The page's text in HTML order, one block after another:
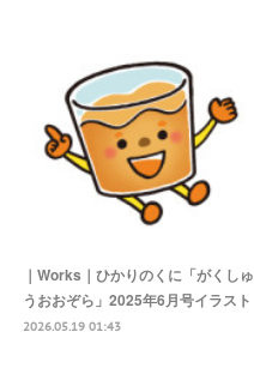
｜Works｜ひかりのくに「がくしゅ
うおおぞら」2025年6月号イラスト
2026.05.19 01:43